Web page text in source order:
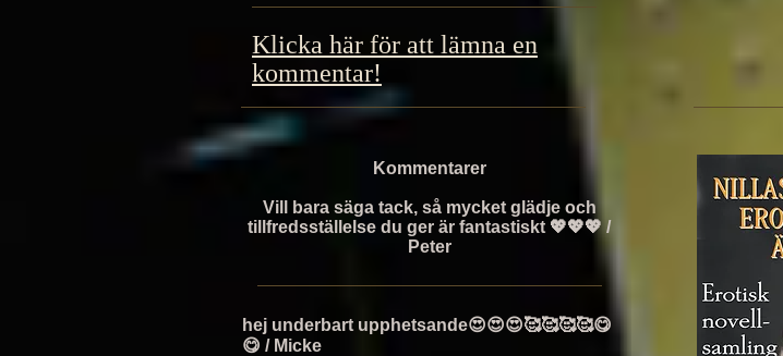
Klicka här för att lämna en
kommentar!
Kommentarer
Vill bara säga tack, så mycket glädje och
tillfredsställelse du ger är fantastiskt 💖💖💖 /
Peter
hej underbart upphetsande😍😍😍🥰🥰🥰🥰😋
😋 / Micke